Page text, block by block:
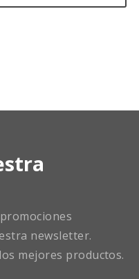
newsletter.
mejores productos.